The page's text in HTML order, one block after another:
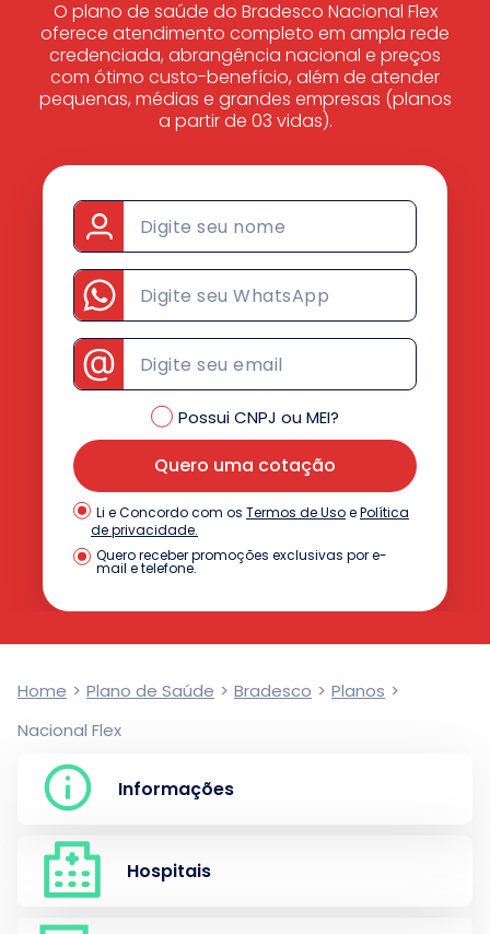
O plano de saúde do Bradesco Nacional Flex
oferece atendimento completo em ampla rede
credenciada, abrangência nacional e preços
com ótimo custo-benefício, além de atender
pequenas, médias e grandes empresas (planos
a partir de 03 vidas).
Possui CNPJ ou MEI?
Quero uma cotação
Li e Concordo com os Termos de UsoePolítica
de privacidade.
Quero receber promoções exclusivas por e-
mail e telefone.
Home > Plano de Saúde > Bradesco > Planos >
Nacional Flex
Informações
Hospitais